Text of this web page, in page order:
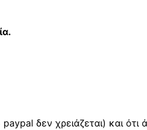
δεν χρειάζεται) και ότι